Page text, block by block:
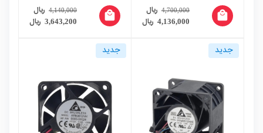
6X6X3.8 مارک DELTA
4,136,000 ریال
4,700,000 ریال local_mall
مارک DELTA
3,643,200 ریال
4,140,000 ریال local_mall
جدید جدید